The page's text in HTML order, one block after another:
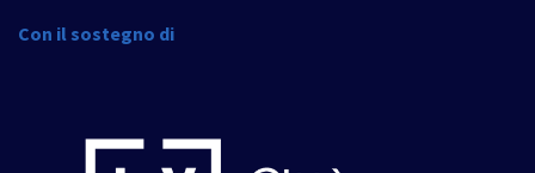
Con il sostegno di